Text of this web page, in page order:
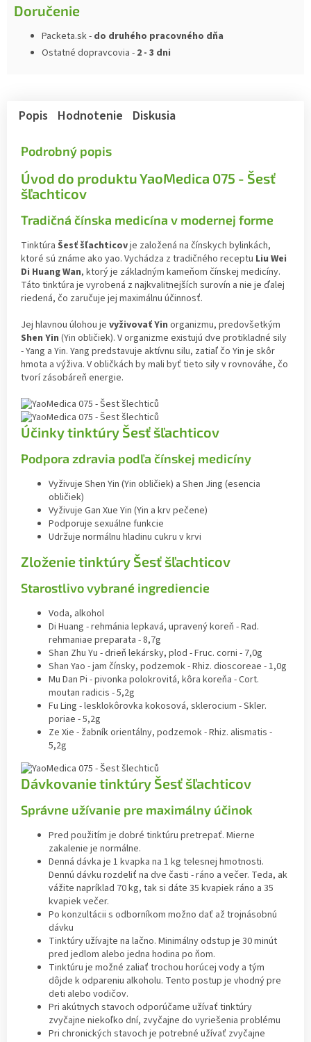
Doručenie
Packeta.sk - do druhého pracovného dňa
Ostatné dopravcovia - 2 - 3 dni
Popis Hodnotenie Diskusia
Podrobný popis
Úvod do produktu YaoMedica 075 - Šesť
šľachticov
Tradičná čínska medicína v modernej forme
Tinktúra Šesť šľachticovje založená na čínskych bylinkách,
ktoré sú známe ako yao. Vychádza z tradičného receptu Liu Wei
Di Huang Wan, ktorý je základným kameňom čínskej medicíny.
Táto tinktúra je vyrobená z najkvalitnejších surovín a nie je ďalej
riedená, čo zaručuje jej maximálnu účinnosť.
Jej hlavnou úlohou je vyživovať Yin organizmu, predovšetkým
Shen Yin (Yin obličiek). V organizme existujú dve protikladné sily
- Yang a Yin. Yang predstavuje aktívnu silu, zatiaľ čo Yin je skôr
hmota a výživa. V obličkách by mali byť tieto sily v rovnováhe, čo
tvorí zásobáreň energie.
Účinky tinktúry Šesť šľachticov
Podpora zdravia podľa čínskej medicíny
Vyživuje Shen Yin (Yin obličiek) a Shen Jing (esencia
obličiek)
Vyživuje Gan Xue Yin (Yin a krv pečene)
Podporuje sexuálne funkcie
Udržuje normálnu hladinu cukru v krvi
Zloženie tinktúry Šesť šľachticov
Starostlivo vybrané ingrediencie
Voda, alkohol
Di Huang - rehmánia lepkavá, upravený koreň - Rad.
rehmaniae preparata - 8,7g
Shan Zhu Yu - drieň lekársky, plod - Fruc. corni - 7,0g
Shan Yao - jam čínsky, podzemok - Rhiz. dioscoreae - 1,0g
Mu Dan Pi - pivonka polokrovitá, kôra koreňa - Cort.
moutan radicis - 5,2g
Fu Ling - lesklokôrovka kokosová, sklerocium - Skler.
poriae - 5,2g
Ze Xie - žabník orientálny, podzemok - Rhiz. alismatis -
5,2g
Dávkovanie tinktúry Šesť šľachticov
Správne užívanie pre maximálny účinok
Pred použitím je dobré tinktúru pretrepať. Mierne
zakalenie je normálne.
Denná dávka je 1 kvapka na 1 kg telesnej hmotnosti.
Dennú dávku rozdeliť na dve časti - ráno a večer. Teda, ak
vážite napríklad 70 kg, tak si dáte 35 kvapiek ráno a 35
kvapiek večer.
Po konzultácii s odborníkom možno dať až trojnásobnú
dávku
Tinktúry užívajte na lačno. Minimálny odstup je 30 minút
pred jedlom alebo jedna hodina po ňom.
Tinktúru je možné zaliať trochou horúcej vody a tým
dôjde k odpareniu alkoholu. Tento postup je vhodný pre
deti alebo vodičov.
Pri akútnych stavoch odporúčame užívať tinktúry
zvyčajne niekoľko dní, zvyčajne do vyriešenia problému
Pri chronických stavoch je potrebné užívať zvyčajne